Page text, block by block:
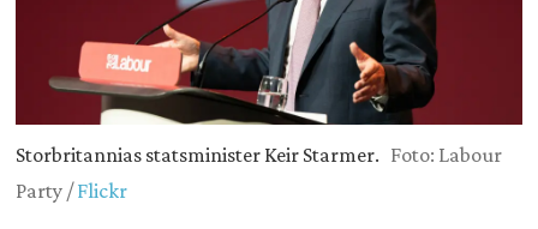
Storbritannias statsminister Keir Starmer. Foto: Labour
Party /Flickr